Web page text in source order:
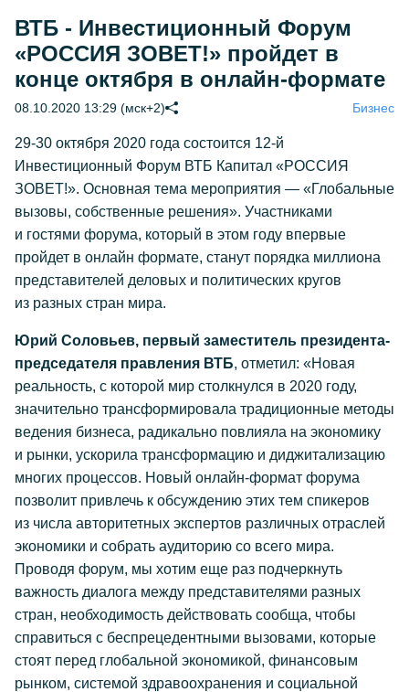
ВТБ - Инвестиционный Форум
«РОССИЯ ЗОВЕТ!» пройдет в
конце октября в онлайн-формате
08.10.2020 13:29 (мск+2) Бизнес
29-30 октября 2020 года состоится 12-й
Инвестиционный Форум ВТБ Капитал «РОССИЯ
ЗОВЕТ!». Основная тема мероприятия — «Глобальные
вызовы, собственные решения». Участниками
и гостями форума, который в этом году впервые
пройдет в онлайн формате, станут порядка миллиона
представителей деловых и политических кругов
из разных стран мира.
Юрий Соловьев, первый заместитель президента-
председателя правления ВТБ, отметил: «Новая
реальность, с которой мир столкнулся в 2020 году,
значительно трансформировала традиционные методы
ведения бизнеса, радикально повлияла на экономику
и рынки, ускорила трансформацию и диджитализацию
многих процессов. Новый онлайн-формат форума
позволит привлечь к обсуждению этих тем спикеров
из числа авторитетных экспертов различных отраслей
экономики и собрать аудиторию со всего мира.
Проводя форум, мы хотим еще раз подчеркнуть
важность диалога между представителями разных
стран, необходимость действовать сообща, чтобы
справиться с беспрецедентными вызовами, которые
стоят перед глобальной экономикой, финансовым
рынком, системой здравоохранения и социальной